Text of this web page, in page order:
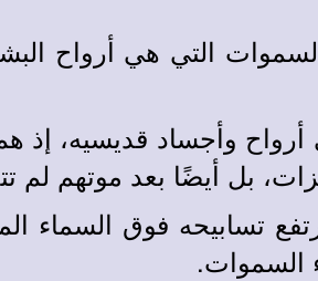
التي هي أرواح
وأجساد قديسيه،
بل أيضًا بعد موتهم لم
تسابيحه فوق السماء
السموات.